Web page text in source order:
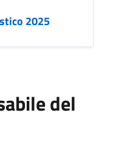
2025
del